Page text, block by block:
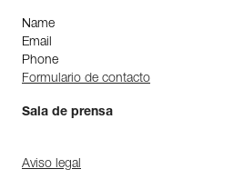
Name
Email
Phone
Formulario de contacto
Sala de prensa
Aviso legal